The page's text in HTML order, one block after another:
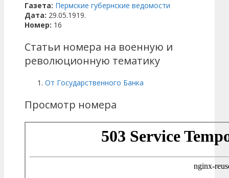
Газета: Пермские губернские ведомости
Дата: 29.05.1919.
Номер: 16
Статьи номера на военную и
революционную тематику
От Государственного Банка
Просмотр номера